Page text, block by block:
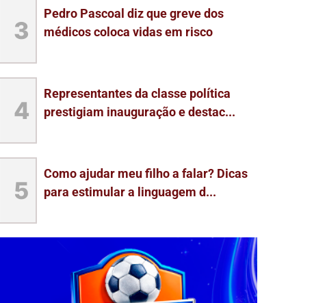
3
Pedro Pascoal diz que greve dos
médicos coloca vidas em risco
4
Representantes da classe política
prestigiam inauguração e destac...
5
Como ajudar meu filho a falar? Dicas
para estimular a linguagem d...